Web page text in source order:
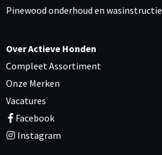
Pinewood onderhoud en wasinstructie
Over Actieve Honden
Compleet Assortiment
Onze Merken
Vacatures
Facebook
Instagram